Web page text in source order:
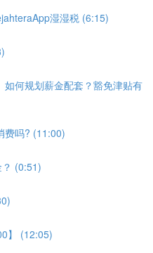
湿湿税 (6:15)
如何规划薪金配套？豁免津贴有
费吗? (11:00)
(0:51)
】 (12:05)